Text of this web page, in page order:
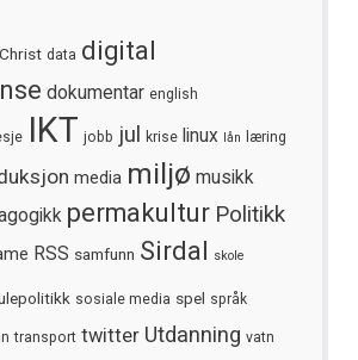
Christ data digital
dokumentar english
IKT jobb jul krise linux lån læring
media miljø musikk
permakultur Politikk
RSS samfunn Sirdal skole
sosiale media spel språk
transport twitter Utdanning vatn